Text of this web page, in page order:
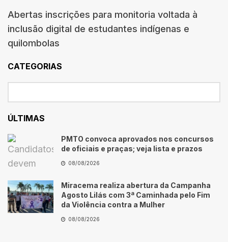
Abertas inscrições para monitoria voltada à
inclusão digital de estudantes indígenas e
quilombolas
CATEGORIAS
ÚLTIMAS
PMTO convoca aprovados nos concursos
de oficiais e praças; veja lista e prazos
08/08/2026
Miracema realiza abertura da Campanha
Agosto Lilás com 3ª Caminhada pelo Fim
da Violência contra a Mulher
08/08/2026